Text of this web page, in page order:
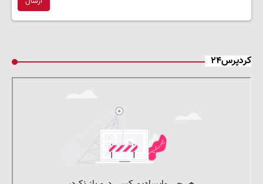
کردپرس۲۴